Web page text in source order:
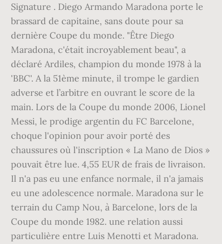
Signature . Diego Armando Maradona porte le
brassard de capitaine, sans doute pour sa
dernière Coupe du monde. "Être Diego
Maradona, c'était incroyablement beau", a
déclaré Ardiles, champion du monde 1978 à la
'BBC'. A la 51ème minute, il trompe le gardien
adverse et l’arbitre en ouvrant le score de la
main. Lors de la Coupe du monde 2006, Lionel
Messi, le prodige argentin du FC Barcelone,
choque l'opinion pour avoir porté des
chaussures où l'inscription « La Mano de Dios »
pouvait être lue. 4,55 EUR de frais de livraison.
Il n'a pas eu une enfance normale, il n'a jamais
eu une adolescence normale. Maradona sur le
terrain du Camp Nou, à Barcelone, lors de la
Coupe du monde 1982. une relation aussi
particulière entre Luis Menotti et Maradona.